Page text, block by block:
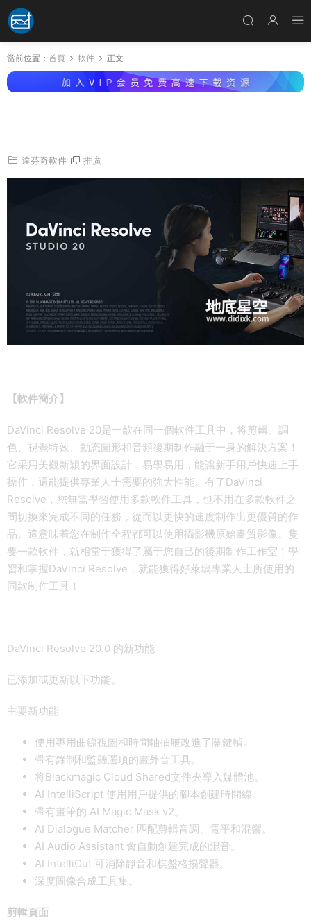
當前位置： 首頁 軟件 正文
達芬奇軟件 推廣
【軟件簡介】
DaVinci Resolve 20是一款在同一個軟件工具中，将剪輯、調
色、視覺特效、動态圖形和音頻後期制作融于一身的解決方案！
它采用美觀新穎的界面設計，易學易用，能讓新手用戶快速上手
操作，還能提供專業人士需要的強大性能。有了DaVinci
Resolve，您無需學習使用多款軟件工具，也不用在多款軟件之
間切換來完成不同的任務，從而以更快的速度制作出更優質的作
品。這意味着您在制作全程都可以使用攝影機原始畫質影像。隻
要一款軟件，就相當于獲得了屬于您自己的後期制作工作室！學
習和掌握DaVinci Resolve，就能獲得好萊塢專業人士所使用的
同款制作工具！
DaVinci Resolve 20.0 的新功能
已添加或更新以下功能。
主要新功能
使用專用曲線視圖和時間軸抽屜改進了關鍵幀。
帶有錄制和監聽選項的畫外音工具。
将Blackmagic Cloud Shared文件夾導入媒體池。
AI IntelliScript 使用用戶提供的腳本創建時間線。
帶有畫筆的 AI Magic Mask v2。
AI Dialogue Matcher 匹配剪輯音調、電平和混響。
AI Audio Assistant 會自動創建完成的混音。
AI IntelliCut 可消除靜音和棋盤格揚聲器。
深度圖像合成工具集。
剪輯頁面